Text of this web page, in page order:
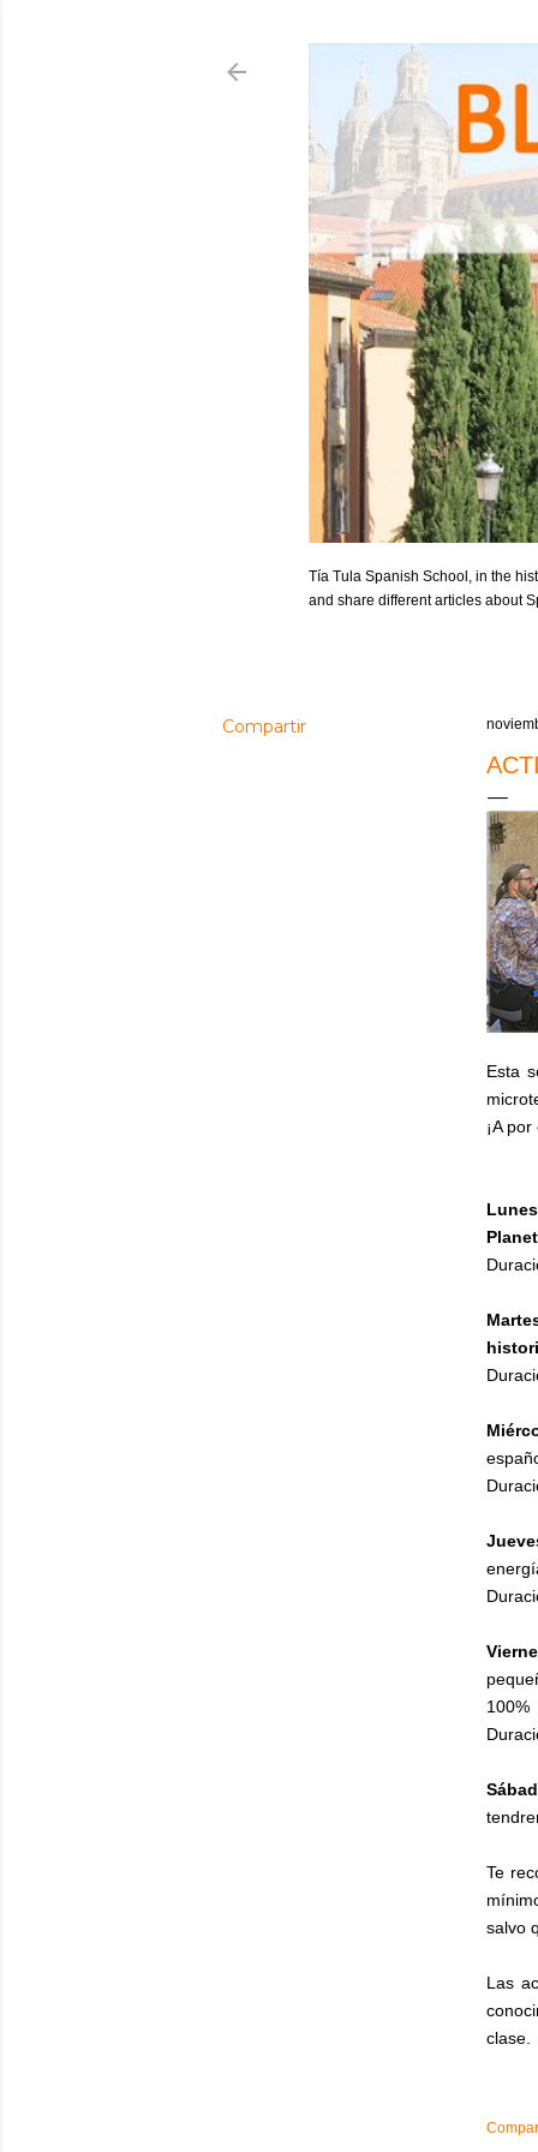
Tía Tula Spanish School, in the
and share different articles about
Compartir
Esta
¡A por
Planet
100%
Te
salvo
Las
clase.